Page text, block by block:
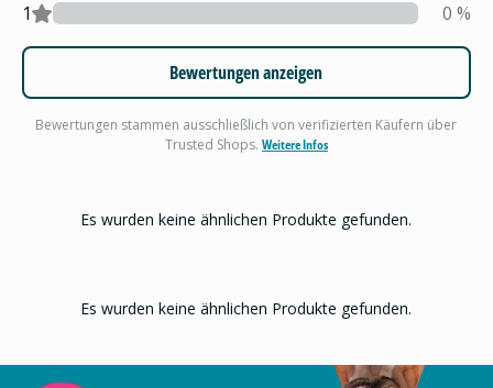
1
0 %
Bewertungen anzeigen
Bewertungen stammen ausschließlich von verifizierten Käufern über
Trusted Shops. Weitere Infos
Es wurden keine ähnlichen Produkte gefunden.
Es wurden keine ähnlichen Produkte gefunden.